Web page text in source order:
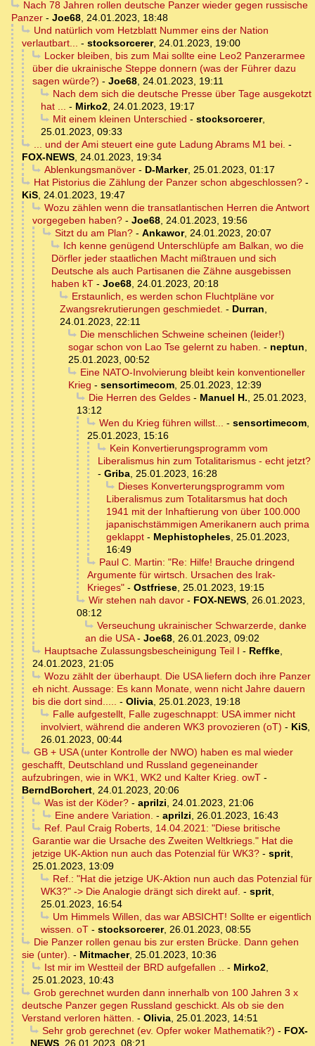
Nach 78 Jahren rollen deutsche Panzer wieder gegen russische
Panzer - Joe68, 24.01.2023, 18:48
Und natürlich vom Hetzblatt Nummer eins der Nation
verlautbart... - stocksorcerer, 24.01.2023, 19:00
Locker bleiben, bis zum Mai sollte eine Leo2 Panzerarmee
über die ukrainische Steppe donnern (was der Führer dazu
sagen würde?) - Joe68, 24.01.2023, 19:11
Nach dem sich die deutsche Presse über Tage ausgekotzt
hat ... - Mirko2, 24.01.2023, 19:17
Mit einem kleinen Unterschied - stocksorcerer,
25.01.2023, 09:33
... und der Ami steuert eine gute Ladung Abrams M1 bei. -
FOX-NEWS, 24.01.2023, 19:34
Ablenkungsmanöver- D-Marker, 25.01.2023, 01:17
Hat Pistorius die Zählung der Panzer schon abgeschlossen?-
KiS, 24.01.2023, 19:47
Wozu zählen wenn die transatlantischen Herren die Antwort
vorgegeben haben? - Joe68, 24.01.2023, 19:56
Sitzt du am Plan?- Ankawor, 24.01.2023, 20:07
Ich kenne genügend Unterschlüpfe am Balkan, wo die
Dörfler jeder staatlichen Macht mißtrauen und sich
Deutsche als auch Partisanen die Zähne ausgebissen
haben kT - Joe68, 24.01.2023, 20:18
Erstaunlich, es werden schon Fluchtpläne vor
Zwangsrekrutierungen geschmiedet. - Durran,
24.01.2023, 22:11
Die menschlichen Schweine scheinen (leider!)
sogar schon von Lao Tse gelernt zu haben. - neptun,
25.01.2023, 00:52
Eine NATO-Involvierung bleibt kein konventioneller
Krieg - sensortimecom, 25.01.2023, 12:39
Die Herren des Geldes- Manuel H., 25.01.2023,
13:12
Wen du Krieg führen willst... - sensortimecom,
25.01.2023, 15:16
Kein Konvertierungsprogramm vom
Liberalismus hin zum Totalitarismus - echt jetzt?
- Griba, 25.01.2023, 16:28
Dieses Konverterungsprogramm vom
Liberalismus zum Totalitarsmus hat doch
1941 mit der Inhaftierung von über 100.000
japanischstämmigen Amerikanern auch prima
geklappt - Mephistopheles, 25.01.2023,
16:49
Paul C. Martin: "Re: Hilfe! Brauche dringend
Argumente für wirtsch. Ursachen des Irak-
Krieges" - Ostfriese, 25.01.2023, 19:15
Wir stehen nah davor- FOX-NEWS, 26.01.2023,
08:12
Verseuchung ukrainischer Schwarzerde, danke
an die USA- Joe68, 26.01.2023, 09:02
Hauptsache Zulassungsbescheinigung Teil I - Reffke,
24.01.2023, 21:05
Wozu zählt der überhaupt. Die USA liefern doch ihre Panzer
eh nicht. Aussage: Es kann Monate, wenn nicht Jahre dauern
bis die dort sind..... - Olivia, 25.01.2023, 19:18
Falle aufgestellt, Falle zugeschnappt: USA immer nicht
involviert, während die anderen WK3 provozieren (oT) - KiS,
26.01.2023, 00:44
GB + USA (unter Kontrolle der NWO) haben es mal wieder
geschafft, Deutschland und Russland gegeneinander
aufzubringen, wie in WK1, WK2 und Kalter Krieg. owT -
BerndBorchert, 24.01.2023, 20:06
Was ist der Köder?- aprilzi, 24.01.2023, 21:06
Eine andere Variation. - aprilzi, 26.01.2023, 16:43
Ref. Paul Craig Roberts, 14.04.2021: "Diese britische
Garantie war die Ursache des Zweiten Weltkriegs." Hat die
jetzige UK-Aktion nun auch das Potenzial für WK3? - sprit,
25.01.2023, 13:09
Ref.: "Hat die jetzige UK-Aktion nun auch das Potenzial für
WK3?" -> Die Analogie drängt sich direkt auf. - sprit,
25.01.2023, 16:54
Um Himmels Willen, das war ABSICHT! Sollte er eigentlich
wissen. oT - stocksorcerer, 26.01.2023, 08:55
Die Panzer rollen genau bis zur ersten Brücke. Dann gehen
sie (unter). - Mitmacher, 25.01.2023, 10:36
Ist mir im Westteil der BRD aufgefallen .. - Mirko2,
25.01.2023, 10:43
Grob gerechnet wurden dann innerhalb von 100 Jahren 3 x
deutsche Panzer gegen Russland geschickt. Als ob sie den
Verstand verloren hätten. - Olivia, 25.01.2023, 14:51
Sehr grob gerechnet (ev. Opfer woker Mathematik?) - FOX-
NEWS 26.01.2023, 08:21